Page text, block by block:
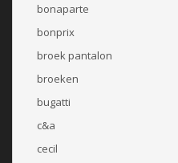
bonaparte
bonprix
broek pantalon
broeken
bugatti
c&a
cecil